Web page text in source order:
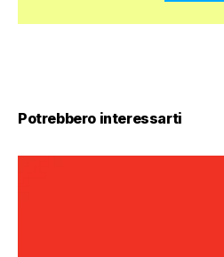
Potrebbero interessarti